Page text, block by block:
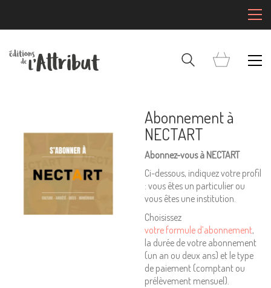
Abonnement à
NECTART
Abonnez-vous à NECTART
Ci-dessous, indiquez votre profil
: vous êtes un particulier ou
vous êtes une institution.
Choisissez
votre formule d’abonnement,
la durée de votre abonnement
(un an ou deux ans) et le type
de paiement (comptant ou
prélèvement mensuel).